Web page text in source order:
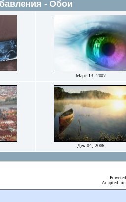
- Обои
Март 13, 2007
Дек 04, 2006
Adapted for